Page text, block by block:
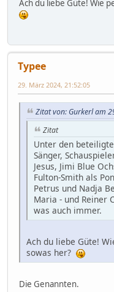
Ach du liebe Güte! Wie
Typee
29. März 2024, 21:52:05
Zitat von: Gurkerl am
Zitat
Unter den
Sänger,
Jesus, Jimi Blue
Fulton-Smith als
Petrus und Nadja
Maria - und Reiner
was auch immer.
Ach du liebe Güte!
sowas her?
Die Genannten.